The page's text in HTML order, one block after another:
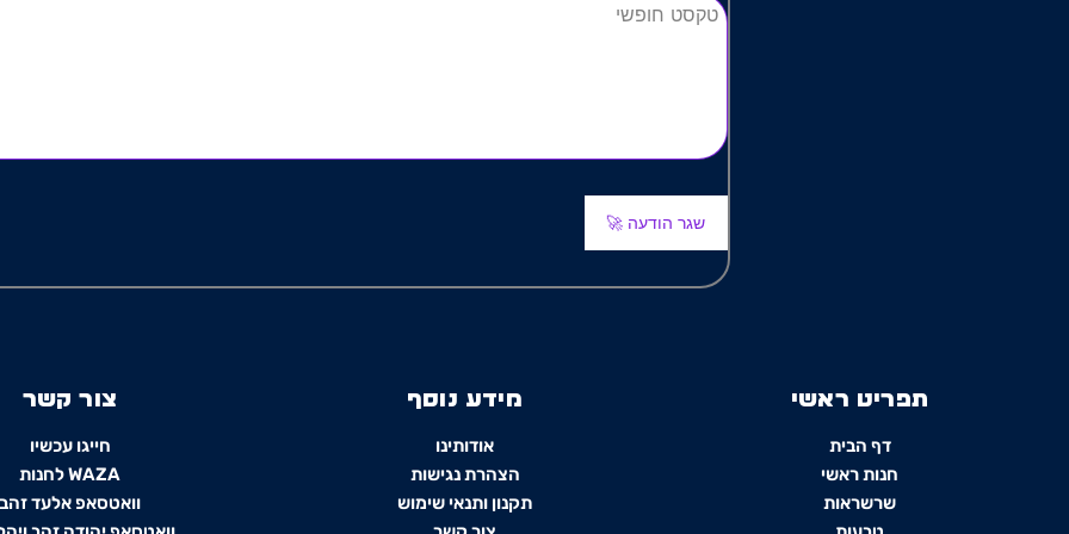
שגר הודעה 🚀
תפריט ראשי
דף הבית
חנות ראשי
שרשראות
מידע נוסף
אודותינו
הצהרת נגישות
תקנון ותנאי שימוש
צור קשר
חייגו עכשיו
WAZA לחנות
וואטסאפ אלעד זהב